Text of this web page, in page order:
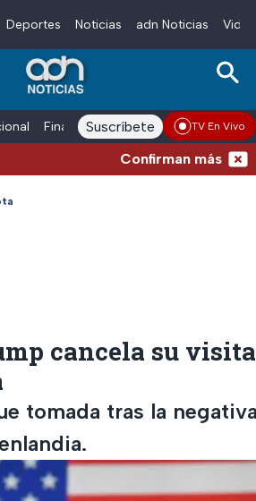
Deportes Noticias adn Noticias
Finanzas adn Noticias Radio
Suscríbete TV En Vivo
Confirman más de
cancela su
tomada tras la